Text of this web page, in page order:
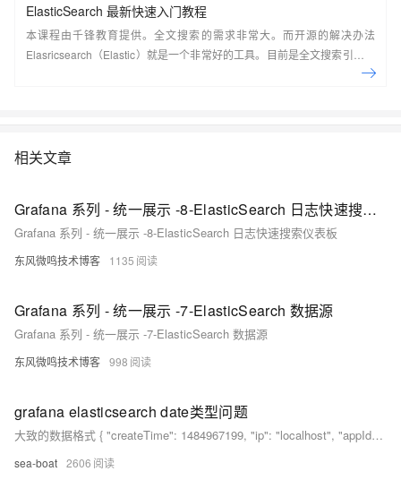
ElasticSearch 最新快速入门教程
本课程由千锋教育提供。全文搜索的需求非常大。而开源的解决办法
Elasricsearch（Elastic）就是一个非常好的工具。目前是全文搜索引擎的
首选。本系列教程由浅入深讲解了在CentOS7系统下如何搭建
相关文章
Grafana 系列 - 统一展示 -8-ElasticSearch 日志快速搜索仪表板
Grafana 系列 - 统一展示 -8-ElasticSearch 日志快速搜索仪表板
东风微鸣技术博客 1135
Grafana 系列 - 统一展示 -7-ElasticSearch 数据源
Grafana 系列 - 统一展示 -7-ElasticSearch 数据源
东风微鸣技术博客 998
grafana elasticsearch date类型问题
大致的数据格式 { "createTime": 1484967199, "ip": "localhost", "appId": "10000", "thre...
sea-boat 2606